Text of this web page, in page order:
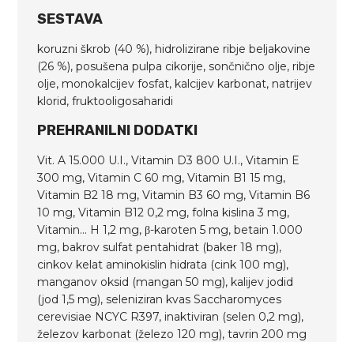
SESTAVA
koruzni škrob (40 %), hidrolizirane ribje beljakovine
(26 %), posušena pulpa cikorije, sončnično olje, ribje
olje, monokalcijev fosfat, kalcijev karbonat, natrijev
klorid, fruktooligosaharidi
PREHRANILNI DODATKI
Vit. A 15.000 U.I., Vitamin D3 800 U.I., Vitamin E
300 mg, Vitamin C 60 mg, Vitamin B1 15 mg,
Vitamin B2 18 mg, Vitamin B3 60 mg, Vitamin B6
10 mg, Vitamin B12 0,2 ​​mg, folna kislina 3 mg,
Vitamin... H 1,2 mg, β-karoten 5 mg, betain 1.000
mg, bakrov sulfat pentahidrat (baker 18 mg),
cinkov kelat aminokislin hidrata (cink 100 mg),
manganov oksid (mangan 50 mg), kalijev jodid
(jod 1,5 mg), seleniziran kvas Saccharomyces
cerevisiae NCYC R397, inaktiviran (selen 0,2 mg),
železov karbonat (železo 120 mg), tavrin 200 mg